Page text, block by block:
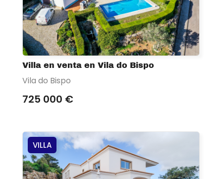
Villa en venta en Vila do Bispo
Vila do Bispo
725 000 €
VILLA